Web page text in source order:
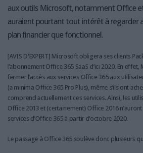
aux outils Microsoft, notamment Office
auraient pourtant tout intérêt à regarder
plan financier que fonctionnel.
[AVIS D'EXPERT] Microsoft obligera ses clients
l’abonnement Office 365 SaaS d’ici 2020. En
fermer l’accès aux services Office 365 aux
(a minima Office 365 Pro Plus), même s’ils ont
comprend actuellement ces services. Ainsi, les
Office 2013 et (certainement) Office 2016
services d’Office 365 à partir d’octobre 2020.
Le passage à Office 365 soulève donc plusieurs